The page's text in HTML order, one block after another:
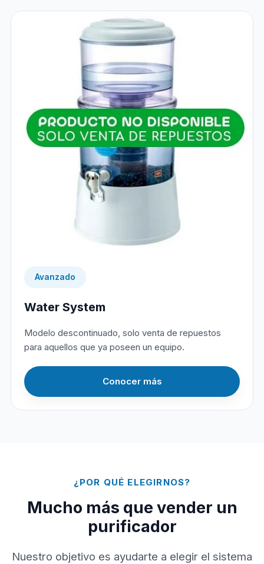
Avanzado
Water System
Modelo descontinuado, solo venta de repuestos
para aquellos que ya poseen un equipo.
Conocer más
¿POR QUÉ ELEGIRNOS?
Mucho más que vender un
purificador
Nuestro objetivo es ayudarte a elegir el sistema